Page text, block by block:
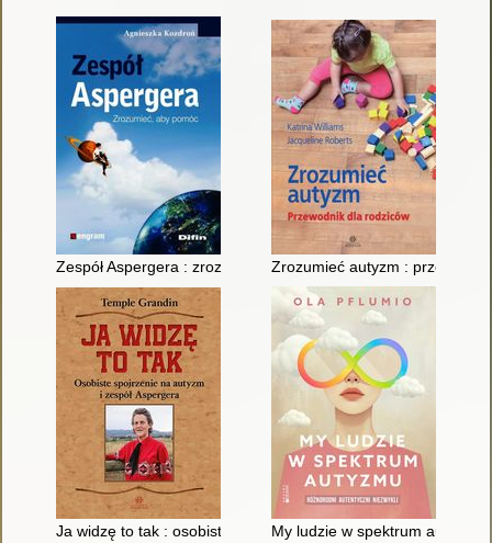
Zespół Aspergera : zrozumieć, aby pomóc
Zrozumieć autyzm :
Ja widzę to tak : osobiste spojrzenie na autyzm i zespół
My ludzie w spektrum